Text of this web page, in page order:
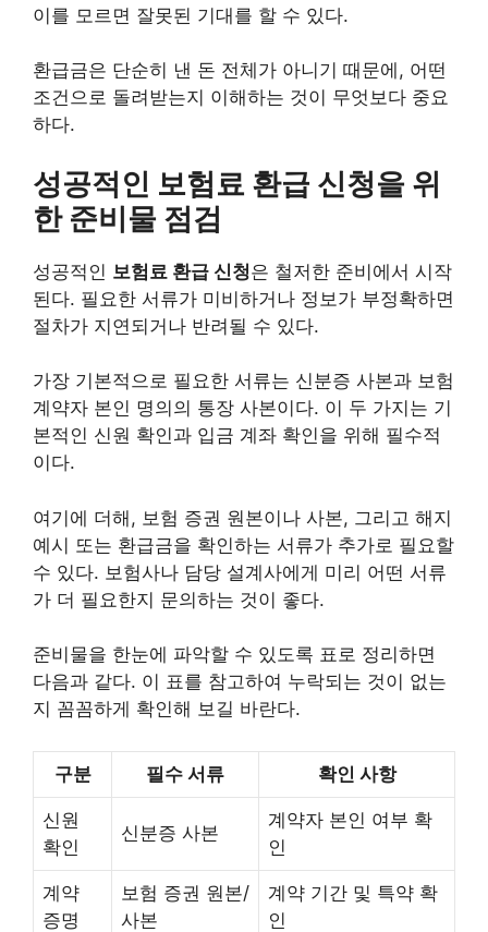
이를 모르면 잘못된 기대를 할 수 있다.
환급금은 단순히 낸 돈 전체가 아니기 때문에, 어떤
조건으로 돌려받는지 이해하는 것이 무엇보다 중요
하다.
성공적인 보험료 환급 신청을 위
한 준비물 점검
성공적인 보험료 환급 신청은 철저한 준비에서 시작
된다. 필요한 서류가 미비하거나 정보가 부정확하면
절차가 지연되거나 반려될 수 있다.
가장 기본적으로 필요한 서류는 신분증 사본과 보험
계약자 본인 명의의 통장 사본이다. 이 두 가지는 기
본적인 신원 확인과 입금 계좌 확인을 위해 필수적
이다.
여기에 더해, 보험 증권 원본이나 사본, 그리고 해지
예시 또는 환급금을 확인하는 서류가 추가로 필요할
수 있다. 보험사나 담당 설계사에게 미리 어떤 서류
가 더 필요한지 문의하는 것이 좋다.
준비물을 한눈에 파악할 수 있도록 표로 정리하면
다음과 같다. 이 표를 참고하여 누락되는 것이 없는
지 꼼꼼하게 확인해 보길 바란다.
구분 필수 서류 확인 사항
신원
확인
신분증 사본
계약자 본인 여부 확
인
계약
증명
보험 증권 원본/
사본
계약 기간 및 특약 확
인